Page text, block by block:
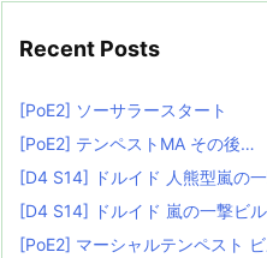
Recent Posts
[PoE2] ソーサラースタート
[PoE2] テンペストMA その後…
[D4 S14] ドルイド 人熊型嵐の
[D4 S14] ドルイド 嵐の一撃ビ
[PoE2] マーシャルテンペスト